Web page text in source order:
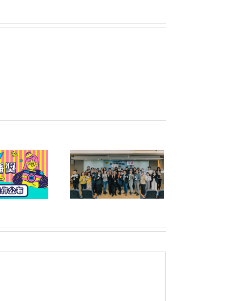
公益傳播獎頒獎典
暨午宴圓滿落幕